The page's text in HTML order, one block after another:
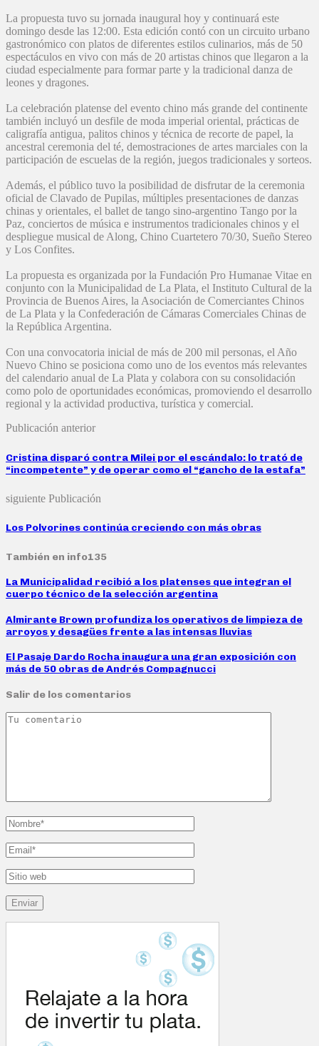
La propuesta tuvo su jornada inaugural hoy y continuará este
domingo desde las 12:00. Esta edición contó con un circuito urbano
gastronómico con platos de diferentes estilos culinarios, más de 50
espectáculos en vivo con más de 20 artistas chinos que llegaron a la
ciudad especialmente para formar parte y la tradicional danza de
leones y dragones.
La celebración platense del evento chino más grande del continente
también incluyó un desfile de moda imperial oriental, prácticas de
caligrafía antigua, palitos chinos y técnica de recorte de papel, la
ancestral ceremonia del té, demostraciones de artes marciales con la
participación de escuelas de la región, juegos tradicionales y sorteos.
Además, el público tuvo la posibilidad de disfrutar de la ceremonia
oficial de Clavado de Pupilas, múltiples presentaciones de danzas
chinas y orientales, el ballet de tango sino-argentino Tango por la
Paz, conciertos de música e instrumentos tradicionales chinos y el
despliegue musical de Along, Chino Cuartetero 70/30, Sueño Stereo
y Los Confites.
La propuesta es organizada por la Fundación Pro Humanae Vitae en
conjunto con la Municipalidad de La Plata, el Instituto Cultural de la
Provincia de Buenos Aires, la Asociación de Comerciantes Chinos
de La Plata y la Confederación de Cámaras Comerciales Chinas de
la República Argentina.
Con una convocatoria inicial de más de 200 mil personas, el Año
Nuevo Chino se posiciona como uno de los eventos más relevantes
del calendario anual de La Plata y colabora con su consolidación
como polo de oportunidades económicas, promoviendo el desarrollo
regional y la actividad productiva, turística y comercial.
Publicación anterior
Cristina disparó contra Milei por el escándalo: lo trató de
“incompetente” y de operar como el “gancho de la estafa”
siguiente Publicación
Los Polvorines continúa creciendo con más obras
También en info135
La Municipalidad recibió a los platenses que integran el
cuerpo técnico de la selección argentina
Almirante Brown profundiza los operativos de limpieza de
arroyos y desagües frente a las intensas lluvias
El Pasaje Dardo Rocha inaugura una gran exposición con
más de 50 obras de Andrés Compagnucci
Salir de los comentarios